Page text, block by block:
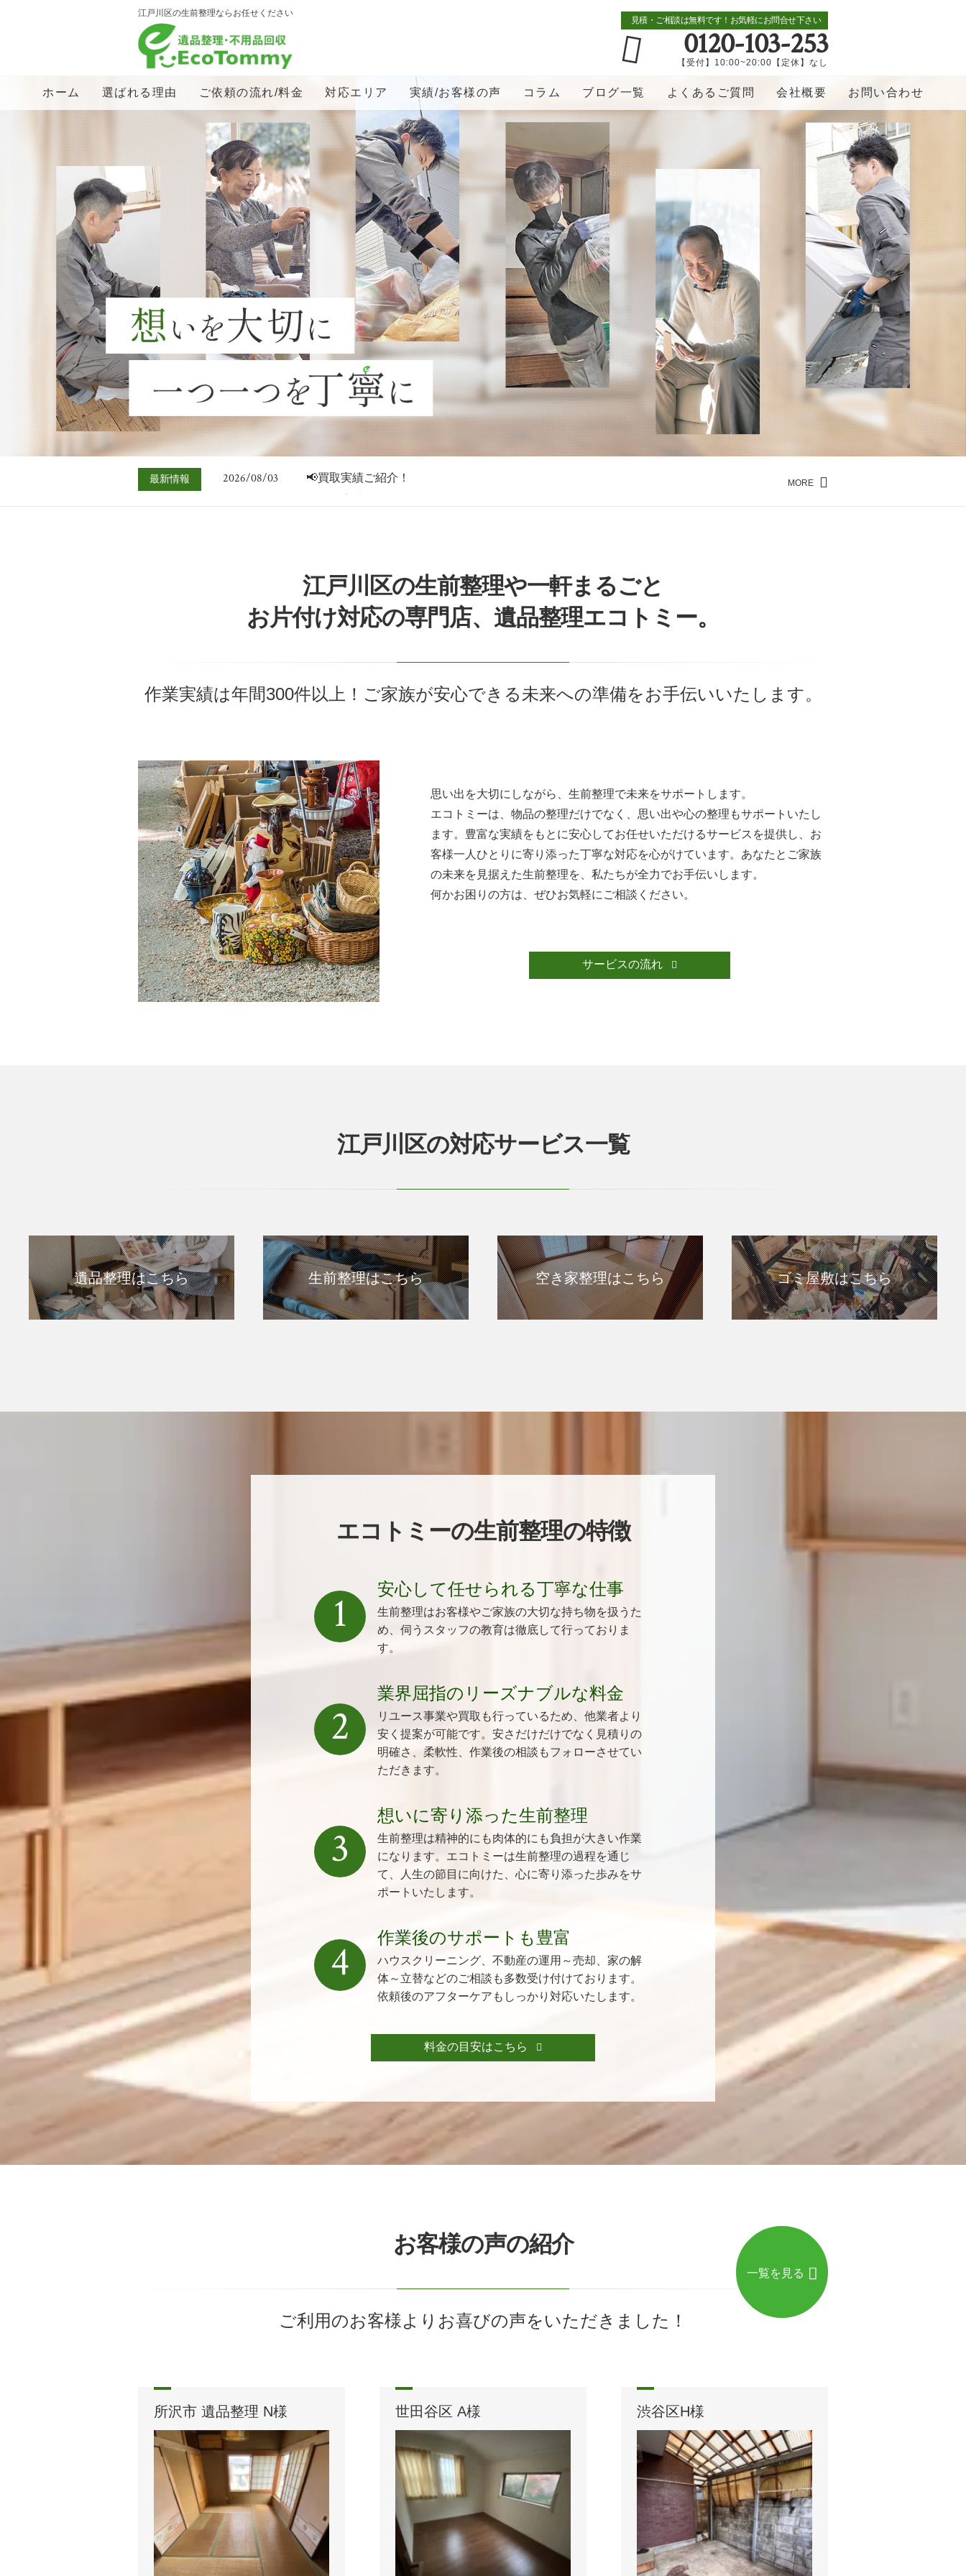
江戸川区の生前整理ならお任せください
見積・ご相談は無料です！お気軽にお問合せ下さい
0120-103-253
【受付】10:00~20:00【定休】なし
ホーム 選ばれる理由 ご依頼の流れ/料金 対応エリア 実績/お客様の声 コラム ブログ一覧 よくあるご質問 会社概要 お問い合わせ
最新情報
2026/07/06 📢買取実績ご紹介！
2026/08/03 📢買取実績ご紹介！
2026/07/27 📢買取実績ご紹介！ MORE
江戸川区の生前整理や一軒まるごと
お片付け対応の専門店、遺品整理エコトミー。
作業実績は年間300件以上！ご家族が安心できる未来への準備をお手伝いいたします。
思い出を大切にしながら、生前整理で未来をサポートします。
エコトミーは、物品の整理だけでなく、思い出や心の整理もサポートいたし
ます。豊富な実績をもとに安心してお任せいただけるサービスを提供し、お
客様一人ひとりに寄り添った丁寧な対応を心がけています。あなたとご家族
の未来を見据えた生前整理を、私たちが全力でお手伝いします。
何かお困りの方は、ぜひお気軽にご相談ください。
サービスの流れ
江戸川区の対応サービス一覧
遺品整理はこちら 生前整理はこちら 空き家整理はこちら ゴミ屋敷はこちら
エコトミーの生前整理の特徴
安心して任せられる丁寧な仕事
生前整理はお客様やご家族の大切な持ち物を扱うた
め、伺うスタッフの教育は徹底して行っておりま
す。
1
業界屈指のリーズナブルな料金
リユース事業や買取も行っているため、他業者より
安く提案が可能です。安さだけだけでなく見積りの
明確さ、柔軟性、作業後の相談もフォローさせてい
ただきます。
2
想いに寄り添った生前整理
生前整理は精神的にも肉体的にも負担が大きい作業
になります。エコトミーは生前整理の過程を通じ
て、人生の節目に向けた、心に寄り添った歩みをサ
ポートいたします。
3
作業後のサポートも豊富
ハウスクリーニング、不動産の運用～売却、家の解
体～立替などのご相談も多数受け付けております。
依頼後のアフターケアもしっかり対応いたします。
4
料金の目安はこちら
お客様の声の紹介
ご利用のお客様よりお喜びの声をいただきました！
一覧を見る
所沢市 遺品整理 N様 世田谷区 A様 渋谷区H様